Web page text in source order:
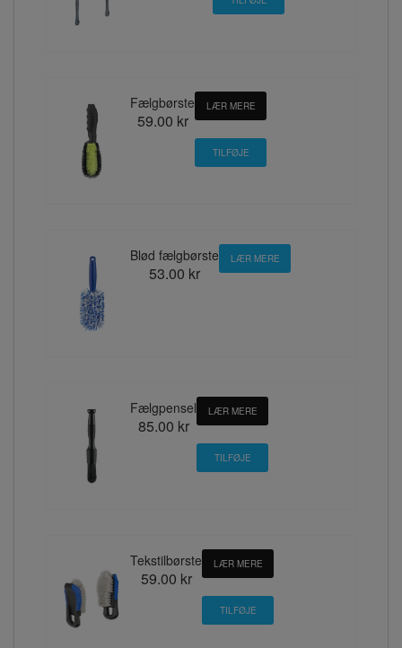
Fælgbørste
59.00 kr
LÆR MERE
Blød fælgbørste
53.00 kr
LÆR MERE
Fælgpensel
85.00 kr
LÆR MERE
Tekstilbørste
59.00 kr
LÆR MERE